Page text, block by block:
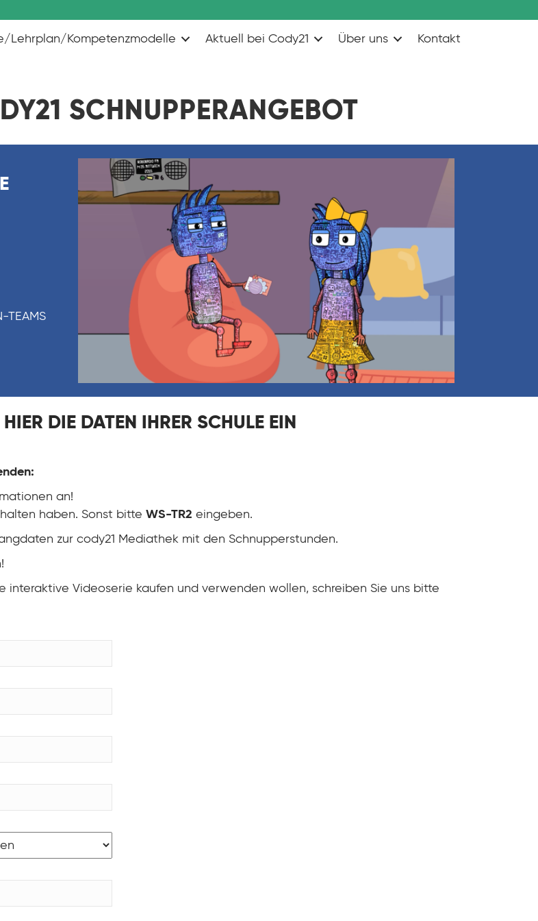
Lehrplan/Kompetenzmodelle Aktuell bei Cody21 Über uns Kontakt
SCHNUPPERANGEBOT
TEAMS
HIER DIE DATEN IHRER SCHULE EIN
an!
haben. Sonst bitte WS-TR2 eingeben.
zur cody21 Mediathek mit den Schnupperstunden.
interaktive Videoserie kaufen und verwenden wollen, schreiben Sie uns bitte